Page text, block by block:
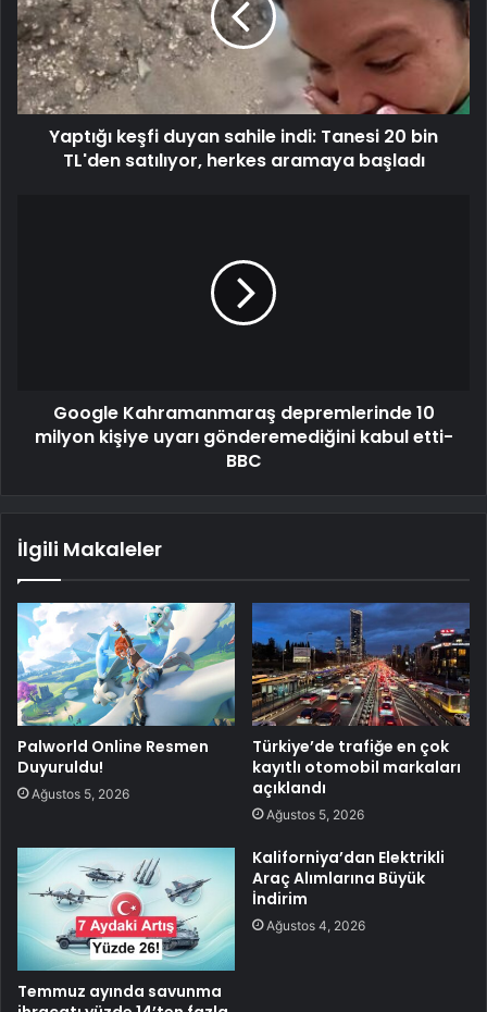
Yaptığı keşfi duyan sahile indi: Tanesi 20 bin
TL'den satılıyor, herkes aramaya başladı
Google Kahramanmaraş depremlerinde 10
milyon kişiye uyarı gönderemediğini kabul etti-
BBC
İlgili Makaleler
Palworld Online Resmen
Duyuruldu!
Ağustos 5, 2026
Türkiye’de trafiğe en çok
kayıtlı otomobil markaları
açıklandı
Ağustos 5, 2026
Temmuz ayında savunma
Kaliforniya’dan Elektrikli
Araç Alımlarına Büyük
İndirim
Ağustos 4, 2026